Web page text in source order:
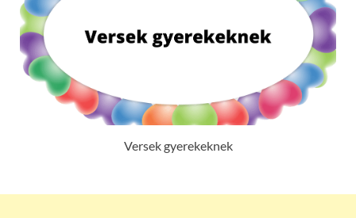
Versek gyerekeknek